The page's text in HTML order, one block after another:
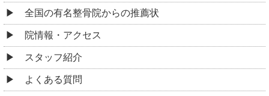
全国の有名整骨院からの推薦状
院情報・アクセス
スタッフ紹介
よくある質問